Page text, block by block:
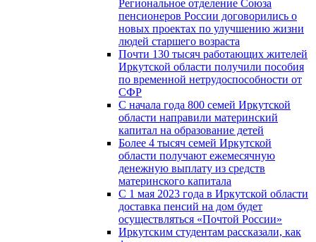
Региональное отделение Союза
пенсионеров России договорились о
новых проектах по улучшению жизни
людей старшего возраста
Почти 130 тысяч работающих жителей
Иркутской области получили пособия
по временной нетрудоспособности от
СФР
С начала года 800 семей Иркутской
области направили материнский
капитал на образование детей
Более 4 тысяч семей Иркутской
области получают ежемесячную
денежную выплату из средств
материнского капитала
С 1 мая 2023 года в Иркутской области
доставка пенсий на дом будет
осуществляться «Почтой России»
Иркутским студентам рассказали, как